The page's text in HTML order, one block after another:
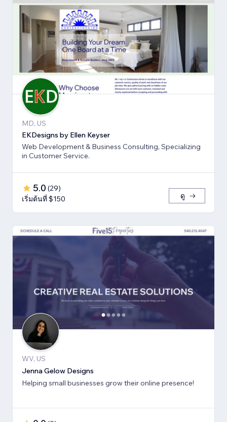
MD, US
EKDesigns by Ellen Keyser
Web Development & Business Consulting, Specializing
in Customer Service.
5.0 (29)
เริ่มต้นที่ $150
ดู
WV, US
Jenna Gelow Designs
Helping small businesses grow their online presence!